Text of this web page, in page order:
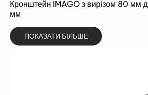
Кронштейн IMAGO з вирізом 80 мм
мм
ПОКАЗАТИ БІЛЬШЕ